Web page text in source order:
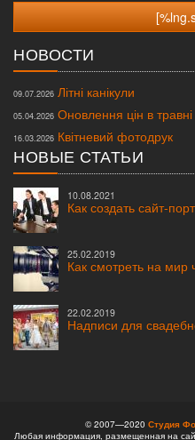
НОВОСТИ
09.07.2026 Літні канікули
05.04.2026 Оновлення цін в травні
16.03.2026 Квітневий фотодрук
НОВЫЕ СТАТЬИ
10.08.2021
Как создать сайт-
25.02.2019
Как смотреть на мир
22.02.2019
Надписи для
© 2007—2020 Студия
Любая информация, размещенная на